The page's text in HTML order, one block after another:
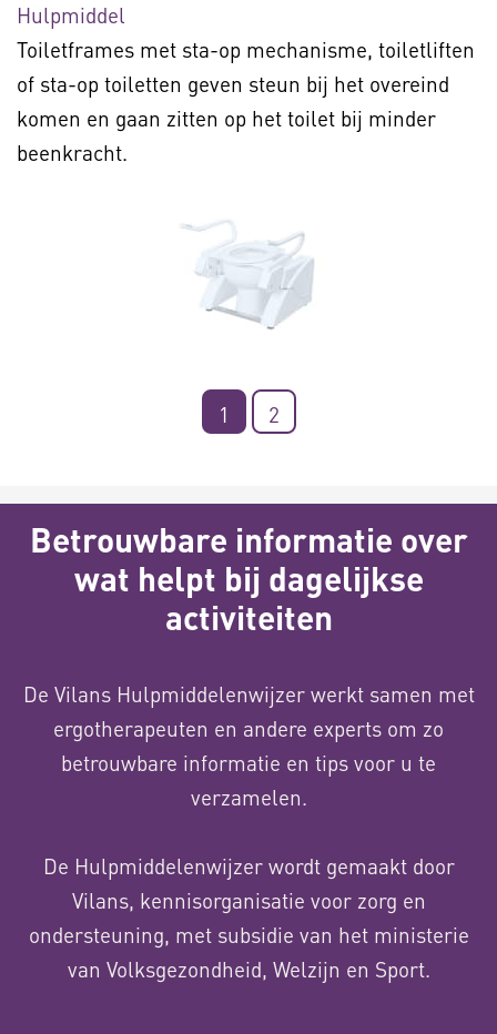
Hulpmiddel
Toiletframes met sta-op mechanisme, toiletliften
of sta-op toiletten geven steun bij het overeind
komen en gaan zitten op het toilet bij minder
beenkracht.
1 2
Betrouwbare informatie over
wat helpt bij dagelijkse
activiteiten
De Vilans Hulpmiddelenwijzer werkt samen met
ergotherapeuten en andere experts om zo
betrouwbare informatie en tips voor u te
verzamelen.
De Hulpmiddelenwijzer wordt gemaakt door
Vilans, kennisorganisatie voor zorg en
ondersteuning, met subsidie van het ministerie
van Volksgezondheid, Welzijn en Sport.